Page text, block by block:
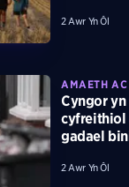
2 Awr Yn Ôl
AMAETH
Cyngor
cyfreithiol
gadael
2 Awr Yn Ôl